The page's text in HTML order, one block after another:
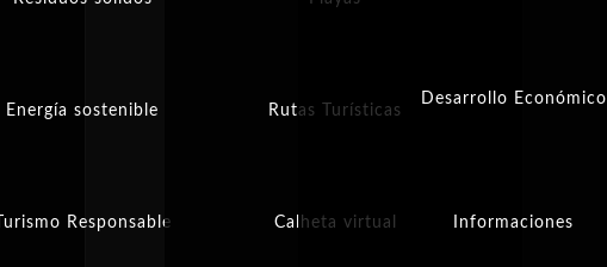
Energía sostenible
Turismo Responsable
Rutas Turísticas
Calheta virtual
Desarrollo Económico
Informaciones